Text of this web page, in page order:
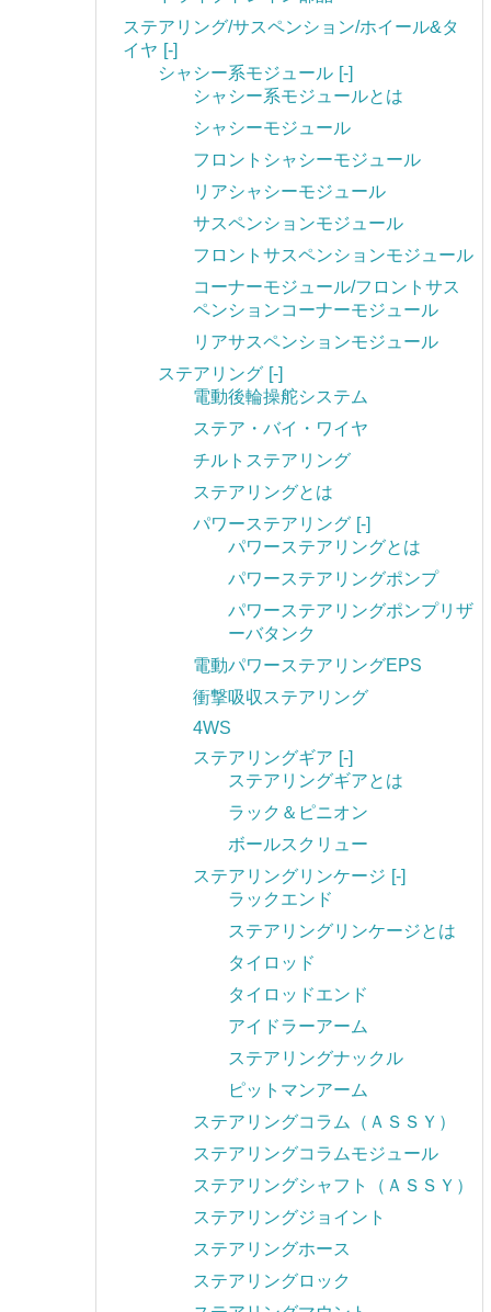
ステアリング/サスペンション/ホイール&タ
イヤ [-]
シャシー系モジュール [-]
シャシー系モジュールとは
シャシーモジュール
フロントシャシーモジュール
リアシャシーモジュール
サスペンションモジュール
フロントサスペンションモジュール
コーナーモジュール/フロントサス
ペンションコーナーモジュール
リアサスペンションモジュール
ステアリング [-]
電動後輪操舵システム
ステア・バイ・ワイヤ
チルトステアリング
ステアリングとは
パワーステアリング [-]
パワーステアリングとは
パワーステアリングポンプ
パワーステアリングポンプリザ
ーバタンク
電動パワーステアリングEPS
衝撃吸収ステアリング
4WS
ステアリングギア [-]
ステアリングギアとは
ラック＆ピニオン
ボールスクリュー
ステアリングリンケージ [-]
ラックエンド
ステアリングリンケージとは
タイロッド
タイロッドエンド
アイドラーアーム
ステアリングナックル
ピットマンアーム
ステアリングコラム（ＡＳＳＹ）
ステアリングコラムモジュール
ステアリングシャフト（ＡＳＳＹ）
ステアリングジョイント
ステアリングホース
ステアリングロック